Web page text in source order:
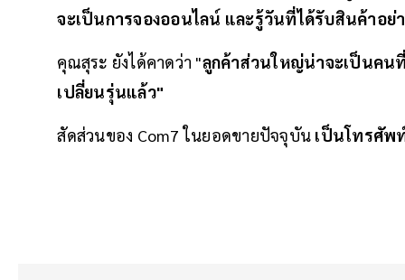
จะเป็นการจองออนไลน์ และรู้วันที่ได้รับสินค้าอย่
คุณสุระ ยังได้คาดว่า "ลูกค้าส่วนใหญ่น่าจะเป็นคนที่
เปลี่ยนรุ่นแล้ว"
สัดส่วนของ Com7 ในยอดขายปัจจุบัน เป็นโทรศัพ